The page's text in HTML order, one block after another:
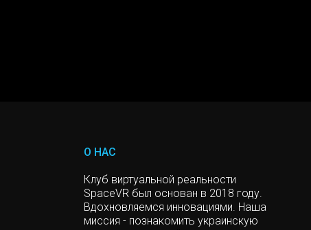
О НАС
Клуб виртуальной реальности
SpaceVR был основан в 2018 году.
Вдохновляемся инновациями. Наша
миссия - познакомить украинскую